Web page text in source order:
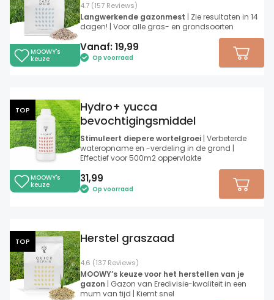
MOOWY's
keuze
4.7 (157 Reviews)
Langwerkende gazonmest | Zie resultaten in 14
dagen! | Voor alle gras- en grondsoorten
Vanaf: 19,99
Op voorraad
TOP
MOOWY's
keuze
Hydro+ yucca
bevochtigingsmiddel
Stimuleert diepere wortelgroei | Verbeterde
wateropname en -verdeling in de grond |
Effectief voor 500m2 oppervlakte
31,99
Op voorraad
TOP
4.6 (137 Reviews)
Herstel graszaad
MOOWY’s keuze voor het herstellen van je
gazon | Gazon van Eredivisie-kwaliteit in een
mum van tijd | Kiemt snel